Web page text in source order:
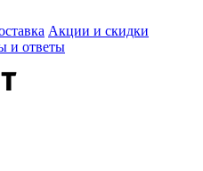
Акции и скидки
и ответы